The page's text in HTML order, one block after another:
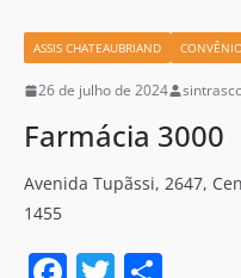
o
o
k
ASSIS CHATEAUBRIAND
26 de julho de 2024
Farmácia 3000
Avenida Tupãssi, 2647,
1455